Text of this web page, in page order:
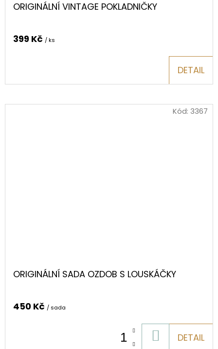
ORIGINÁLNÍ VINTAGE POKLADNIČKY
399 Kč / ks
DETAIL
ORIGINÁLNÍ SADA OZDOB S LOUSKÁČKY
450 Kč / sada
DETAIL
Kód: 3367